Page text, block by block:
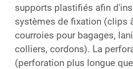
supports plastifiés afin
systèmes de fixation (clips
courroies pour bagages,
colliers, cordons). La
(perforation plus longue